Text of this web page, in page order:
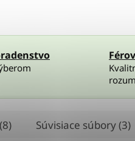
Súvisiace súbory (3)